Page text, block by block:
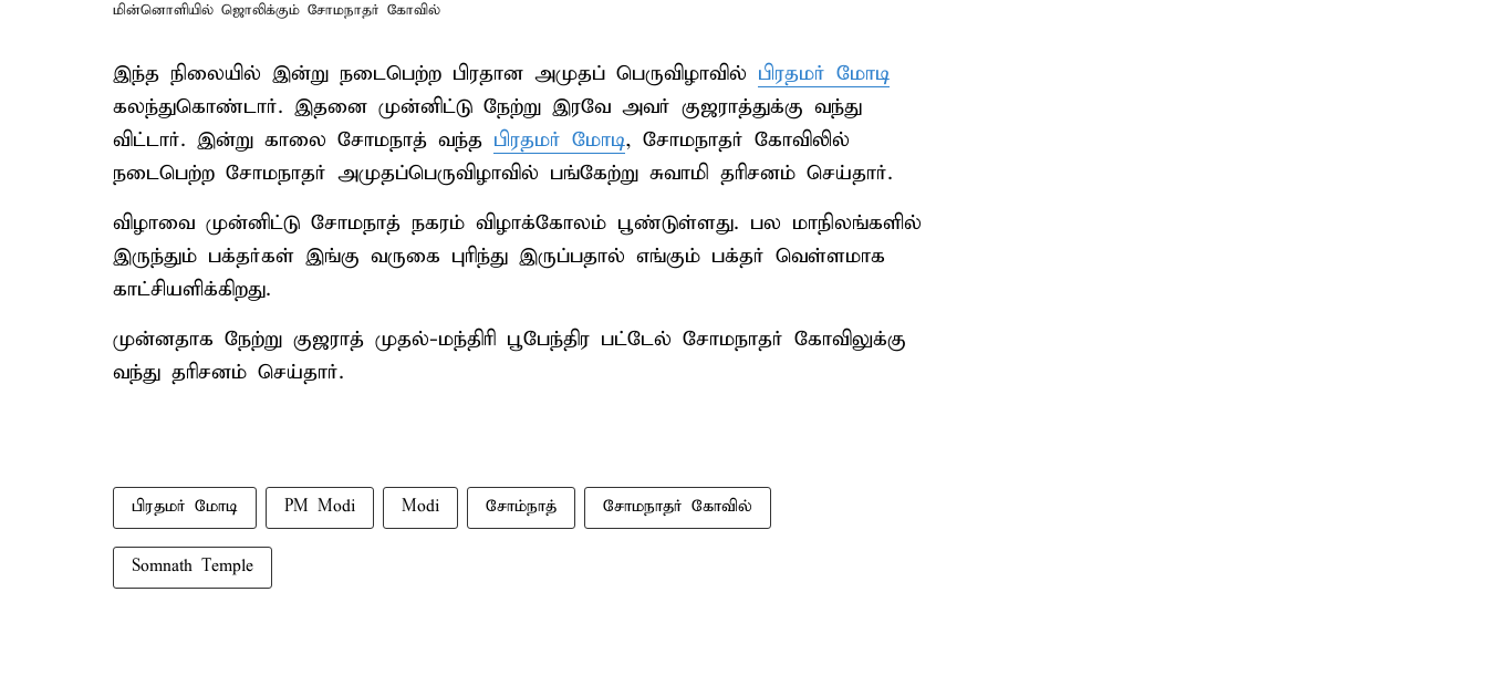
மின்னொளியில் ஜொலிக்கும் சோமநாதர் கோவில்
இந்த நிலையில் இன்று நடைபெற்ற பிரதான அமுதப் பெருவிழாவில் பிரதமர் மோடி
கலந்துகொண்டார். இதனை முன்னிட்டு நேற்று இரவே அவர் குஜராத்துக்கு வந்து
விட்டார். இன்று காலை சோமநாத் வந்த பிரதமர் மோடி, சோமநாதர் கோவிலில்
நடைபெற்ற சோமநாதர் அமுதப்பெருவிழாவில் பங்கேற்று சுவாமி தரிசனம் செய்தார்.
விழாவை முன்னிட்டு சோமநாத் நகரம் விழாக்கோலம் பூண்டுள்ளது. பல மாநிலங்களில்
இருந்தும் பக்தர்கள் இங்கு வருகை புரிந்து இருப்பதால் எங்கும் பக்தர் வெள்ளமாக
காட்சியளிக்கிறது.
முன்னதாக நேற்று குஜராத் முதல்-மந்திரி பூபேந்திர பட்டேல் சோமநாதர் கோவிலுக்கு
வந்து தரிசனம் செய்தார்.
பிரதமர் மோடி PM Modi Modi சோம்நாத் சோமநாதர் கோவில்
Somnath Temple